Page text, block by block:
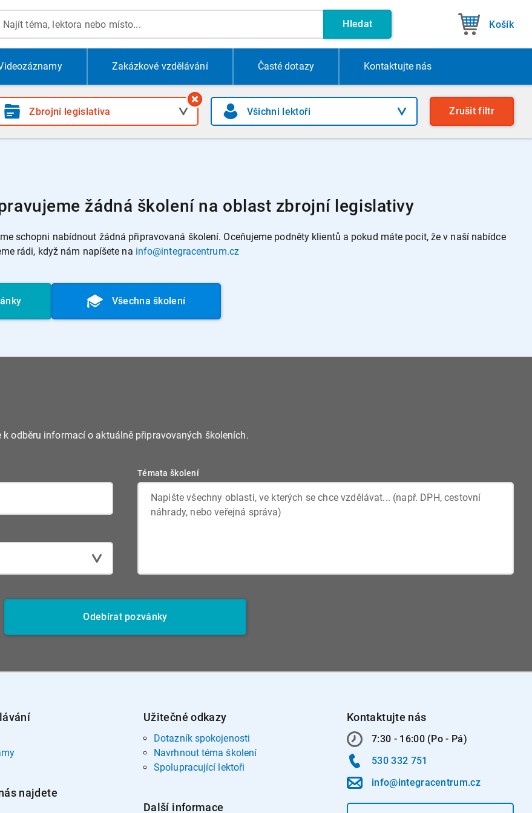
Hledat Košík
Zakázkové vzdělávání Časté dotazy Kontaktujte nás
Zrušit filtr
žádná školení na oblast zbrojní legislativy
schopni nabídnout žádná připravovaná školení. Oceňujeme podněty klientů a pokud máte pocit, že v naší nabídce
rádi, když nám napíšete na info@integracentrum.cz
Všechna školení
odběru informací o aktuálně připravovaných školeních.
Témata školení
Odebírat pozvánky
najdete
Užitečné odkazy
Dotazník spokojenosti
Navrhnout téma školení
Spolupracující lektoři
Další informace
Kontaktujte nás
7:30 - 16:00 (Po - Pá)
530 332 751
info@integracentrum.cz